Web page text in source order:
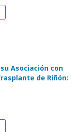
Asociación con
de Riñón: